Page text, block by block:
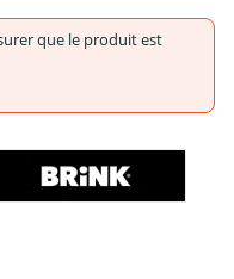
que le produit est
sans outil